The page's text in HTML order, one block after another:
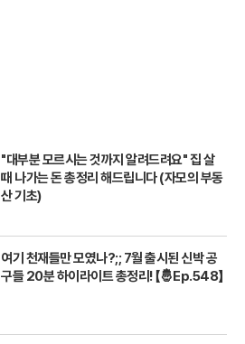
"대부분 모르시는 것까지 알려드려요" 집 살
때 나가는 돈 총정리 해드립니다 (자모의 부동
산 기초)
여기 천재들만 모였나?;; 7월 출시된 신박 공
구들 20분 하이라이트 총정리! 【🤴Ep.548】